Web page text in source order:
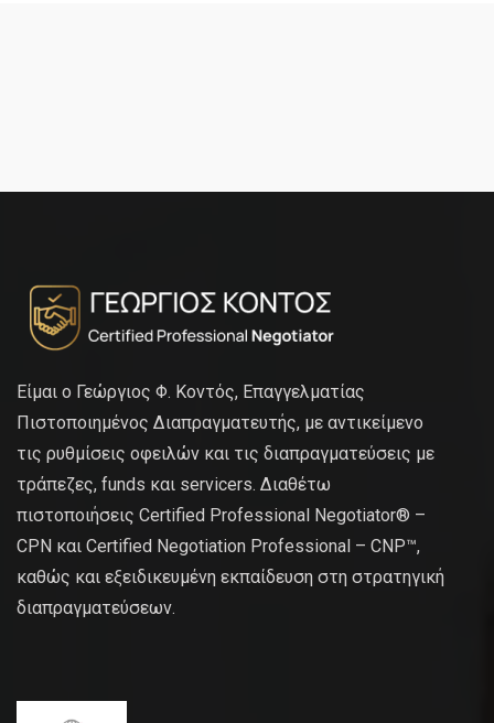
Είμαι ο Γεώργιος Φ. Κοντός, Επαγγελματίας
Πιστοποιημένος Διαπραγματευτής, με αντικείμενο
τις ρυθμίσεις οφειλών και τις διαπραγματεύσεις με
τράπεζες, funds και servicers. Διαθέτω
πιστοποιήσεις Certified Professional Negotiator® –
CPN και Certified Negotiation Professional – CNP™,
καθώς και εξειδικευμένη εκπαίδευση στη στρατηγική
διαπραγματεύσεων.